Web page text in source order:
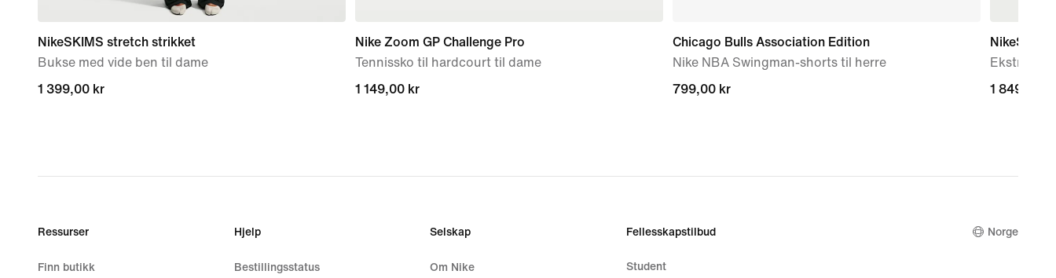
NikeSKIMS stretch strikket
Bukse med vide ben til dame
1 399,00 kr
1 399,00 kr
Nike Zoom GP Challenge Pro
Tennissko til hardcourt til dame
1 149,00 kr
1 149,00 kr
Chicago Bulls Association Edition
Nike NBA Swingman-shorts til herre
799,00 kr
799,00 kr
Ekstra
1 849,00 kr
1 849,00 kr
Ressurser
Finn butikk
Hjelp
Bestillingsstatus
Selskap
Om Nike
Fellesskapstilbud
Student
Norge